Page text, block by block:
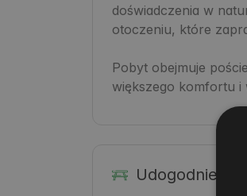
doświadczenia w
otoczeniu, które
Pobyt obejmuje
większego komfortu i
Udogodnienia